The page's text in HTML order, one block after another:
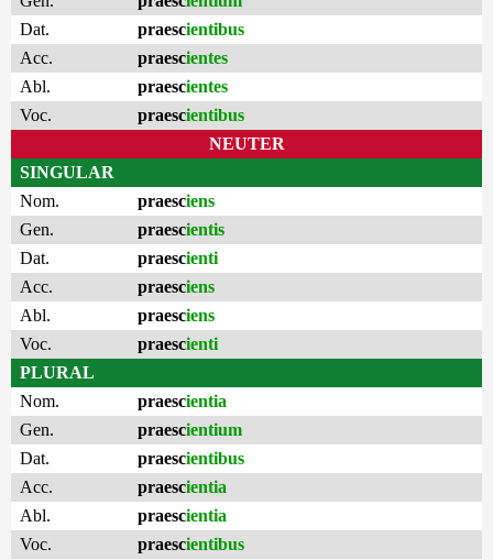
Dat.
praescientibus
Acc.
praescientes
Abl.
praescientes
Voc.
praescientibus
NEUTER
SINGULAR
Nom.
praesciens
Gen.
praescientis
Dat.
praescienti
Acc.
praesciens
Abl.
praesciens
Voc.
praescienti
PLURAL
Nom.
praescientia
Gen.
praescientium
Dat.
praescientibus
Acc.
praescientia
Abl.
praescientia
Voc.
praescientibus